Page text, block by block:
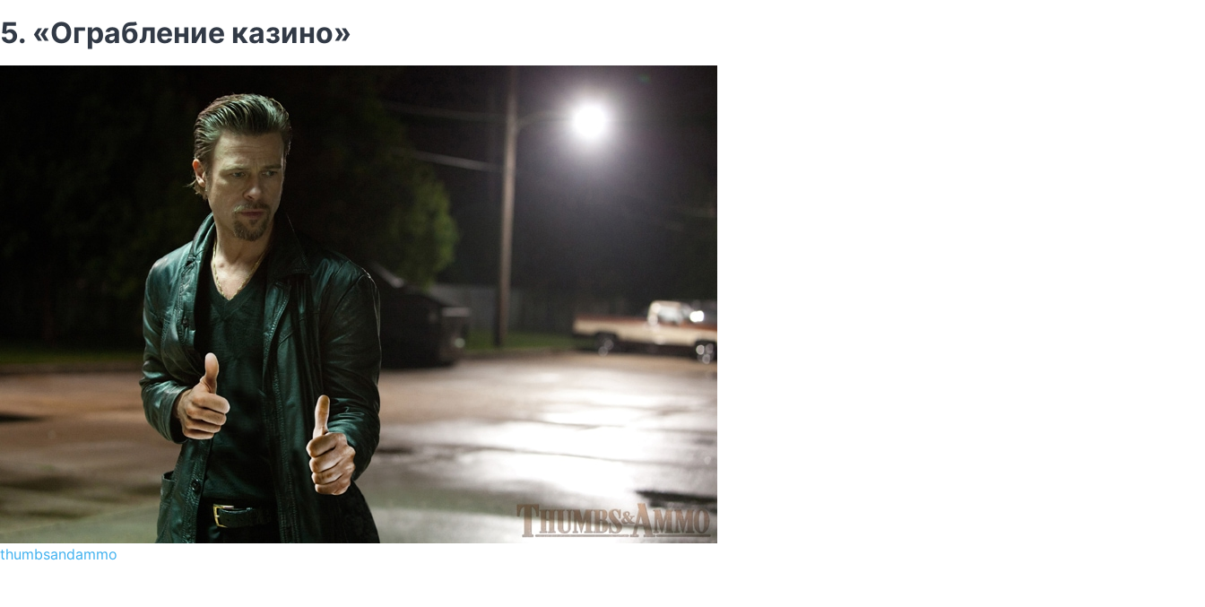
5. «Ограбление казино»
thumbsandammo